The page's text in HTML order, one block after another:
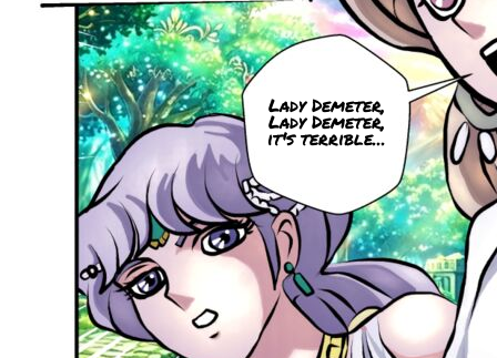
Lady Demeter,
Lady Demeter,
it's terrible...